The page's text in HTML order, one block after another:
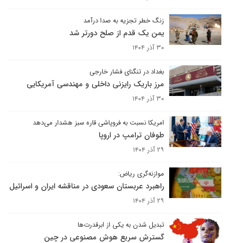
زنگ خطر تجزیه به صدا در‌آمد
یمن یک قدم از صلح دورتر شد
۳۰ آذر ۱۴۰۴
بغداد در تنگنای فشار خارجی
مرز باریک رایزنی داخلی و مهندسی آمریکایی
۳۰ آذر ۱۴۰۴
امریکا نسبت به فروپاشی قاره سبز هشدار می‌دهد
طوفان ترامپ در اروپا
۲۹ آذر ۱۴۰۴
موازنه‌گری ریاض:
راهبرد عربستان سعودی در مناقشه ایران و اسرائیل
۲۹ آذر ۱۴۰۴
تبدیل شدن به یکی از ابرقدرت‌ها
گسترش سریع هوش مصنوعی در چین